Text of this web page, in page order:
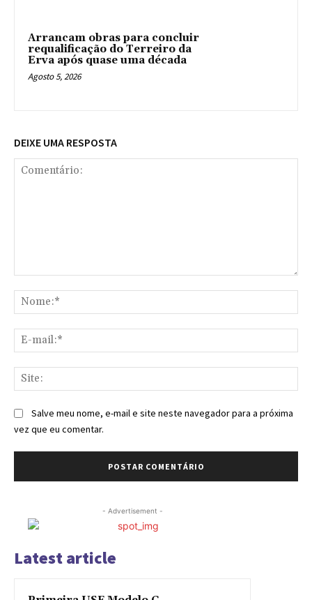
Arrancam obras para concluir
requalificação do Terreiro da
Erva após quase uma década
Agosto 5, 2026
DEIXE UMA RESPOSTA
Salve meu nome, e-mail e site neste navegador para a próxima
vez que eu comentar.
- Advertisement -
Latest article